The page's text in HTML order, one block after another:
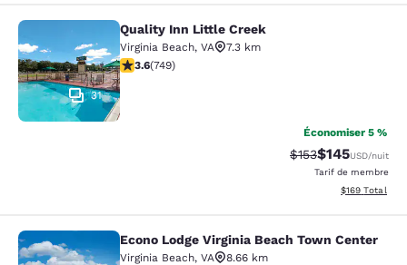
Quality Inn Little Creek
31
Quality Inn Little Creek
Virginia Beach, VA
7.3 km
3.58 étoiles. Bien. 749 commentaires
3.6(749)
Économiser 5 %
Tarif barré :
$153Tarif réduit :
$145USD/nuit
Tarif de membre
Afficher les
$169 Total
Econo Lodge Virginia Beach Town
Econo Lodge Virginia Beach Town Center
Virginia Beach, VA
8.66 km